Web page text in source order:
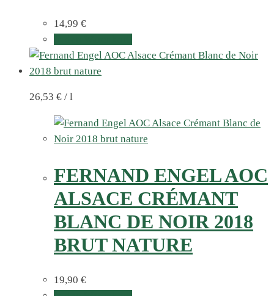
14,99 €
26,53 € / l
FERNAND ENGEL AOC
ALSACE CRÉMANT
BLANC DE NOIR 2018
BRUT NATURE
19,90 €